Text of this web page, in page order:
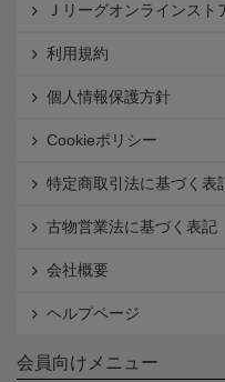
Ｊリーグオンラインスト
利用規約
個人情報保護方針
Cookieポリシー
特定商取引法に基づく表
古物営業法に基づく表記
会社概要
ヘルプページ
会員向けメニュー